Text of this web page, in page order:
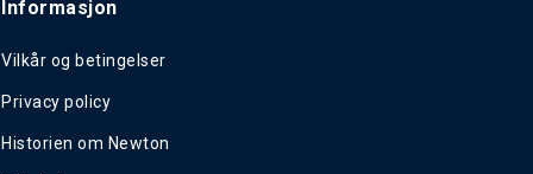
Informasjon
Vilkår og betingelser
Privacy policy
Historien om Newton